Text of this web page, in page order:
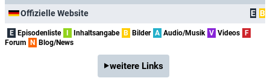
Offizielle Website
E B
E Episodenliste Inhaltsangabe B Bilder A Audio/Musik V Videos
F
Forum
N Blog/News
weitere Links